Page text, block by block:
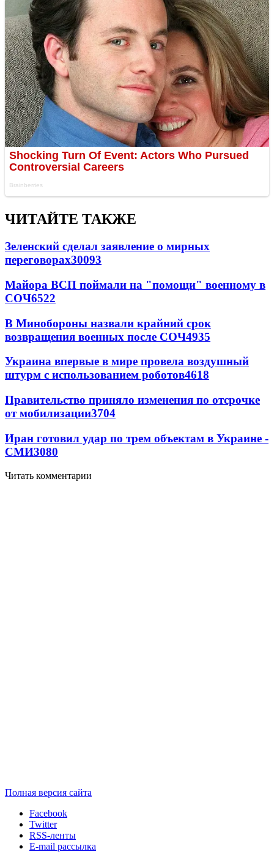
ЧИТАЙТЕ ТАКЖЕ
Зеленский сделал заявление о мирных
переговорах30093
Майора ВСП поймали на "помощи" военному в
СОЧ6522
В Минобороны назвали крайний срок
возвращения военных после СОЧ4935
Украина впервые в мире провела воздушный
штурм с использованием роботов4618
Правительство приняло изменения по отсрочке
от мобилизации3704
Иран готовил удар по трем объектам в Украине -
СМИ3080
Читать комментарии
Полная версия сайта
Facebook
Twitter
RSS-ленты
E-mail рассылка